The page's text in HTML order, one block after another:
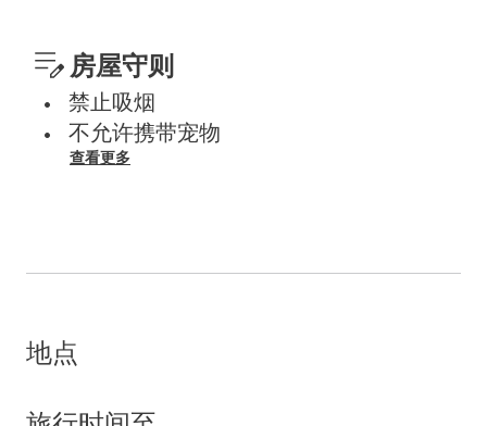
房屋守则
•
禁止吸烟
•
不允许携带宠物
查看更多
地点